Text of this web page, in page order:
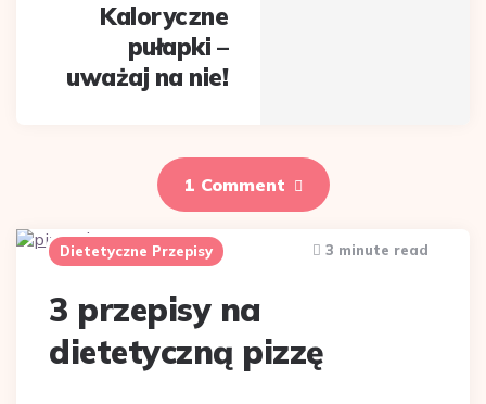
Kaloryczne
pułapki –
uważaj na nie!
1 Comment
Dietetyczne Przepisy
3 przepisy na
dietetyczną pizzę
3 minute read